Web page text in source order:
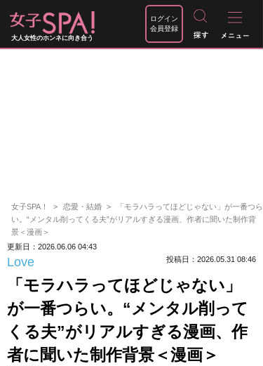
大人女性のホンネに向き合う
ログイン
会員登録
女子SPA！ 恋愛・結婚
「モラハラってほどじゃない」が一番つら
い。“メンタル削ってくる夫”がリアルすぎる漫画、作者に聞いた制作背
景＜漫画＞
更新日：2026.06.06 04:43
Love 投稿日：2026.05.31 08:46
「モラハラってほどじゃない」
が一番つらい。“メンタル削って
くる夫”がリアルすぎる漫画、作
者に聞いた制作背景＜漫画＞